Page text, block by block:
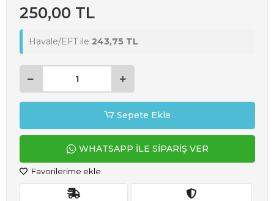
250,00 TL
Havale/EFT ile 243,75 TL
Sepete Ekle
WHATSAPP İLE SİPARİŞ VER
Favorilerime ekle